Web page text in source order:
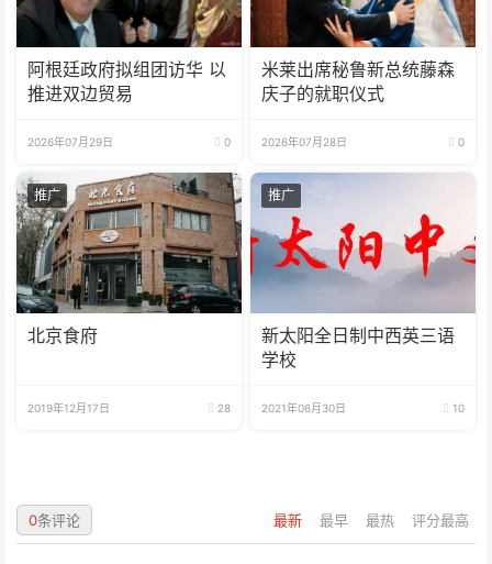
阿根廷政府拟组团访华 以
推进双边贸易
2026年07月29日 0
米莱出席秘鲁新总统藤森
庆子的就职仪式
2026年07月28日 0
推广
北京食府
2019年12月17日 28
推广
新太阳全日制中西英三语
学校
2021年06月30日 10
最新 最早 最热 评分最高
0条评论